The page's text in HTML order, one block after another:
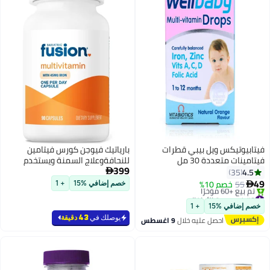
فيتابيوتيكس ويل بيبي قطرات
فيتامينات متعددة 30 مل
4.5
35
49
55 خصم 10%
#8 في صحة الأطفال
توصيل مجاني
باقي 3 وحدات في المخزون
تم بيع +60 مؤخرًا
خصم إضافي %15 + 1
احصل عليه خلال9 اغسطس
بارياتيك فيوجن كورس فيتامين
للنحافةوعلاج السمنة ويستخدم
لمدة 3 شهور ( مكمل غذائي)399
خصم إضافي %15 + 1
يوصلك في43 دقيقة